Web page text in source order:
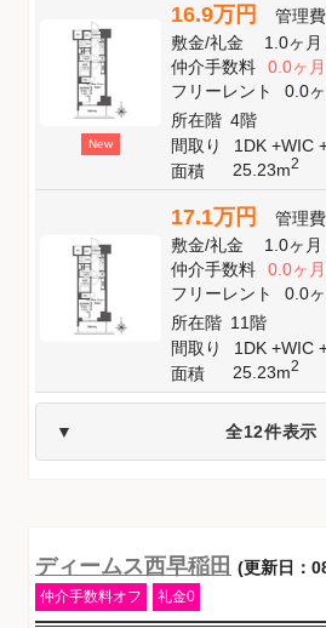
New
16.9万円 管理費
敷金/礼金 1.0ヶ
仲介手数料
0.0ヶ月
フリーレント
0.0
所在階 4階
間取り
1DK +WIC
面積
25.23m2
17.1万円 管理費
敷金/礼金 1.0ヶ
仲介手数料
0.0ヶ月
フリーレント
0.0
所在階 11階
間取り
1DK +WIC
面積
25.23m2
全12件表示
ディームス西早稲田 (更新日：
仲介手数料オフ 礼金0